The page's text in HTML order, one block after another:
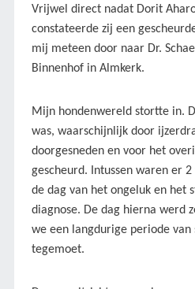
Vrijwel direct nadat Dorit
constateerde zij een
mij meteen door naar Dr.
Binnenhof in Almkerk.
Mijn hondenwereld stortte in.
was, waarschijnlijk door
doorgesneden en voor het
gescheurd. Intussen waren er
de dag van het ongeluk en het
diagnose. De dag hierna werd
we een langdurige periode
tegemoet.